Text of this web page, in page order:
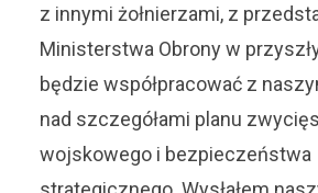
z innymi żołnierzami, z
Ministerstwa Obrony w
będzie współpracować z
nad szczegółami planu
wojskowego i bezpieczeństwa